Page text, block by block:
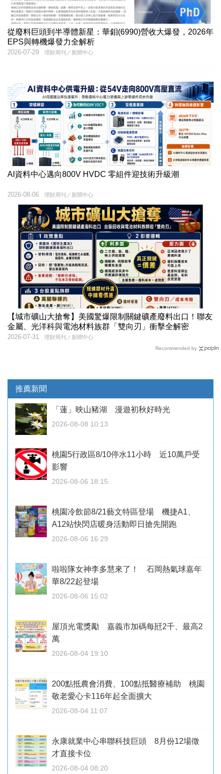
從廢料巨頭到半導體新星：華鉬(6990)營收大爆發，2026年
EPS與轉機爆發力全解析
理財周刊／新聞中心
2026-07-29
AI資料中心邁向800V HVDC 零組件迎技術升級潮
理財周刊／新聞中心
2026-08-06
【城市礦山大搶奪】美國驚爆限制關鍵礦產廢料出口！聯友
金屬、光洋科與電池材料族群「雙向刃」衝擊全解密
理財周刊／新聞中心
2026-07-31
Recommended by
推薦新聞
「蓮」映山豬湖 漫遊初秋好時光
2026-08-08 10:13
桃園5行政區8/10停水11小時 近10萬戶受
影響
2026-08-06 18:15
桃園冷飲節8/21藝文特區登場 機捷A1、
A12站快閃店暖身活動即日搶先開跑
2026-08-06 16:29
啦啦隊女神李多慧來了！ 石岡熱氣球嘉年
華8/22起登場
2026-08-06 15:02
屋頂光電獎勵 嘉義市加碼每瓩2千、最高2
萬
2026-08-04 19:10
200點抵農會消費、100點抵醫療補助 桃園
敬老愛心卡116年起全面擴大
2026-08-04 11:07
永康就業中心串聯科技巨頭 8月份12場徵
才直接卡位
2026-08-04 08:20